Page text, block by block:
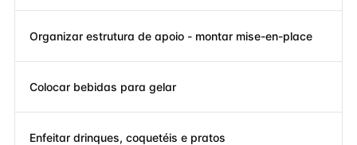
Organizar estrutura de apoio - montar mise-en-place
Colocar bebidas para gelar
Enfeitar drinques, coquetéis e pratos